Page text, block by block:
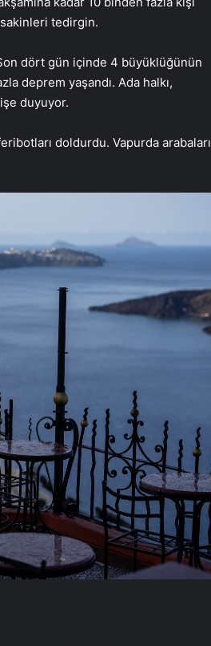
tedirgin.
dört gün içinde 4 büyüklüğünün
deprem yaşandı. Ada halkı,
duyuyor.
doldurdu. Vapurda arabaları